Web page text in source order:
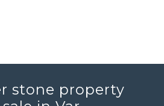
stone property